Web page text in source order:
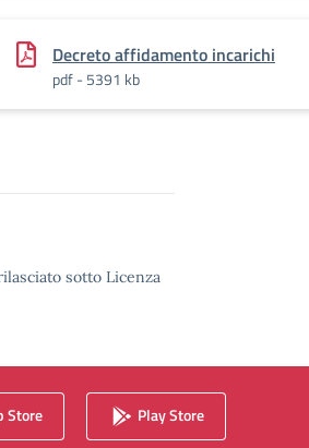
Decreto affidamento incarichi
pdf - 5391 kb
sotto Licenza
Store Play Store